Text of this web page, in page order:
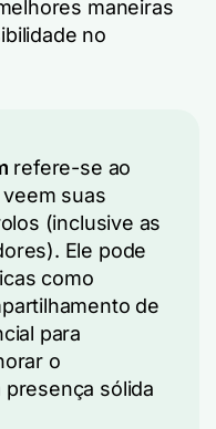
maneiras
no
refere-se ao
suas
(inclusive as
Ele pode
como
de
para
o
sólida